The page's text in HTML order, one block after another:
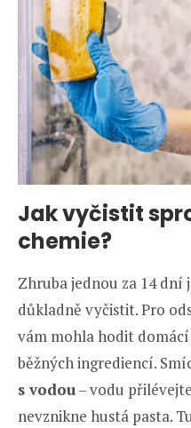
Jak vyčistit
chemie?
Zhruba jednou za 14 dní
důkladně vyčistit. Pro
vám mohla hodit
běžných ingrediencí.
s vodou– vodu
nevznikne hustá pasta.